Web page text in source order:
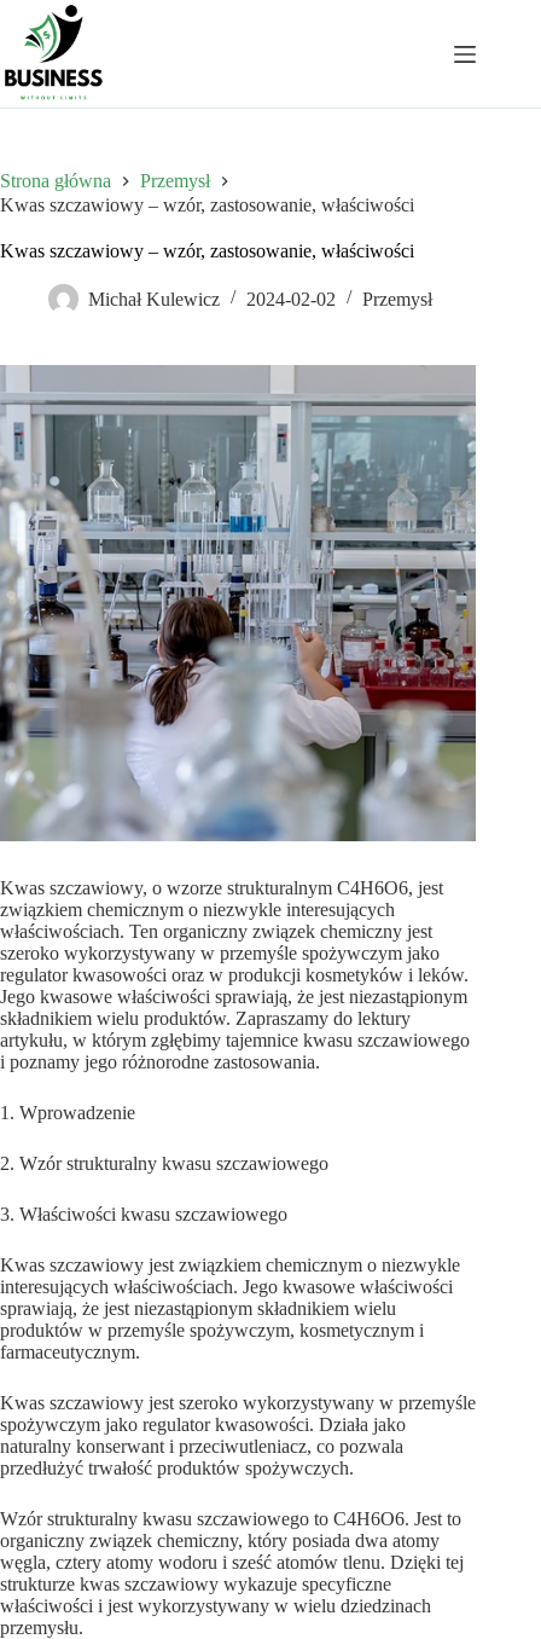
Przejdź
treści
Strona główna
Przemysł
Kwas szczawiowy – wzór, zastosowanie, właściwości
Kwas szczawiowy – wzór, zastosowanie, właściwości
Michał Kulewicz 2024-02-02 Przemysł
Kwas szczawiowy, o wzorze strukturalnym C4H6O6, jest
związkiem chemicznym o niezwykle interesujących
właściwościach. Ten organiczny związek chemiczny jest
szeroko wykorzystywany w przemyśle spożywczym jako
regulator kwasowości oraz w produkcji kosmetyków i leków.
Jego kwasowe właściwości sprawiają, że jest niezastąpionym
składnikiem wielu produktów. Zapraszamy do lektury
artykułu, w którym zgłębimy tajemnice kwasu szczawiowego
i poznamy jego różnorodne zastosowania.
1. Wprowadzenie
2. Wzór strukturalny kwasu szczawiowego
3. Właściwości kwasu szczawiowego
Kwas szczawiowy jest związkiem chemicznym o niezwykle
interesujących właściwościach. Jego kwasowe właściwości
sprawiają, że jest niezastąpionym składnikiem wielu
produktów w przemyśle spożywczym, kosmetycznym i
farmaceutycznym.
Kwas szczawiowy jest szeroko wykorzystywany w przemyśle
spożywczym jako regulator kwasowości. Działa jako
naturalny konserwant i przeciwutleniacz, co pozwala
przedłużyć trwałość produktów spożywczych.
Wzór strukturalny kwasu szczawiowego to C4H6O6. Jest to
organiczny związek chemiczny, który posiada dwa atomy
węgla, cztery atomy wodoru i sześć atomów tlenu. Dzięki tej
strukturze kwas szczawiowy wykazuje specyficzne
właściwości i jest wykorzystywany w wielu dziedzinach
przemysłu.